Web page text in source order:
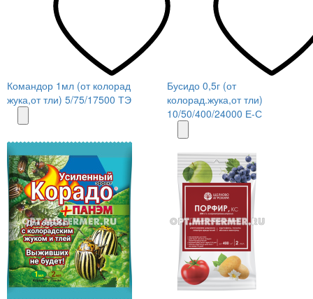
Командор 1мл (от колорад
жука,от тли) 5/75/17500 ТЭ
Бусидо 0,5г (от
колорад.жука,от тли)
10/50/400/24000 Е-С